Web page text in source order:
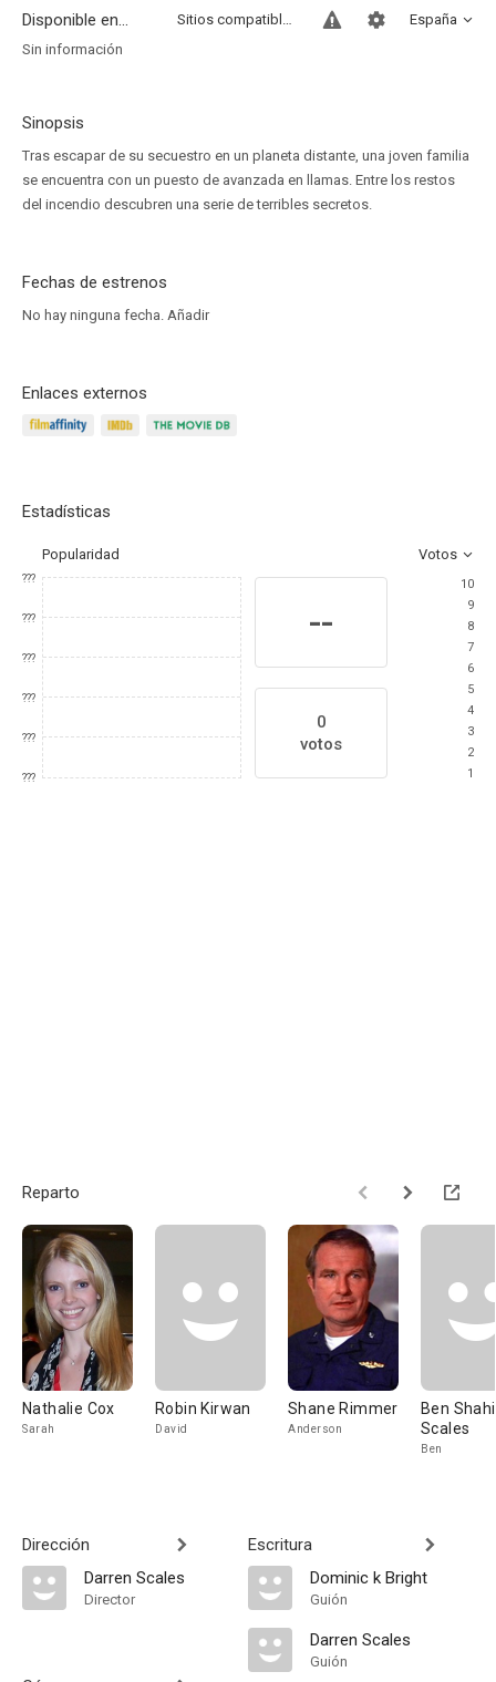
Disponible en... España
Sitios compatibles
Sin información
Sinopsis
Tras escapar de su secuestro en un planeta distante, una joven familia
se encuentra con un puesto de avanzada en llamas. Entre los restos
del incendio descubren una serie de terribles secretos.
Fechas de estrenos
No hay ninguna fecha. Añadir
Enlaces externos
Estadísticas
Popularidad Votos
???
???
???
???
???
???
--
0
votos
10
9
8
7
6
5
4
3
2
1
Reparto
Nathalie Cox
Sarah
Robin Kirwan
David
Shane Rimmer
Anderson
Ben
Scales
Ben
Dirección
Darren Scales
Director
Escritura
Dominic k Bright
Guión
Darren Scales
Guión